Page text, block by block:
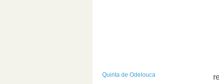
Quinta de Odelouca